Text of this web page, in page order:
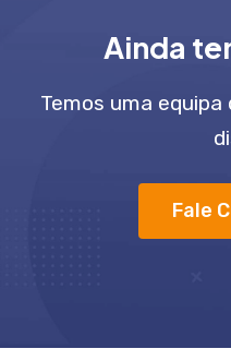
Ainda
Temos uma
Fale